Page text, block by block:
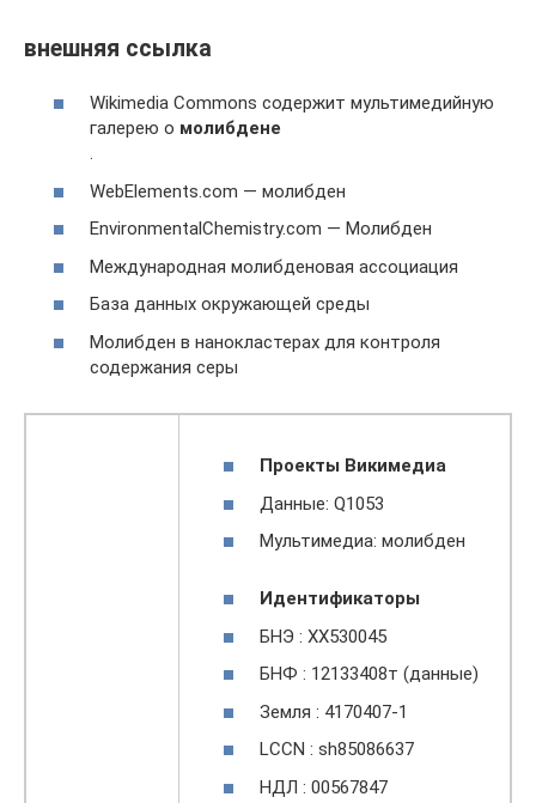
внешняя ссылка
Wikimedia Commons содержит мультимедийную
галерею о молибдене
.
WebElements.com — молибден
EnvironmentalChemistry.com — Молибден
Международная молибденовая ассоциация
База данных окружающей среды
Молибден в нанокластерах для контроля
содержания серы
Проекты Викимедиа
Данные: Q1053
Мультимедиа: молибден
Идентификаторы
БНЭ : XX530045
БНФ : 12133408т (данные)
Земля : 4170407-1
LCCN : sh85086637
НДЛ : 00567847